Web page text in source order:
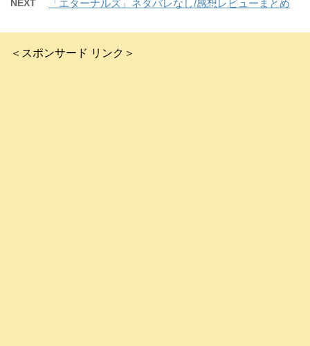
NEXT 「エターナルズ」ネタバレなし/感想レビューまとめ
＜スポンサード リンク＞